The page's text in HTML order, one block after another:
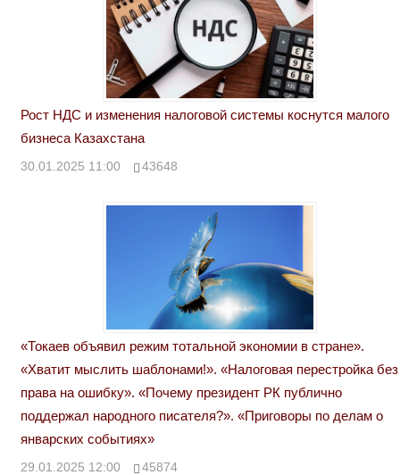
Рост НДС и изменения налоговой системы коснутся малого
бизнеса Казахстана
30.01.2025 11:00 43648
«Токаев объявил режим тотальной экономии в стране».
«Хватит мыслить шаблонами!». «Налоговая перестройка без
права на ошибку». «Почему президент РК публично
поддержал народного писателя?». «Приговоры по делам о
январских событиях»
29.01.2025 12:00 45874